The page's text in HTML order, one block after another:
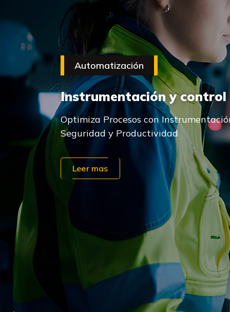
Automatización
Instrumentación y control
Optimiza Procesos con
Seguridad y Productividad
Leer mas